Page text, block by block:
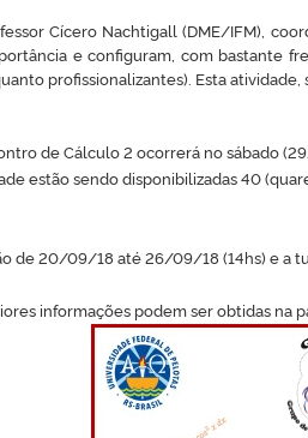
Cícero Nachtigall (DME/IFM),
e configuram, com bastante
profissionalizantes). Esta
de Cálculo 2 ocorrerá no sábado
estão sendo disponibilizadas 40
de 20/09/18 até 26/09/18 (14hs) e a
informações podem ser obtidas na